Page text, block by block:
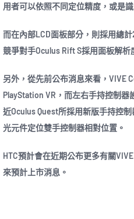
用者可以依照不同定位精度，或是
而在內部LCD面板部分，則採用總
競爭對手Oculus Rift S採用面板解析
另外，從先前公布消息來看，VIVE
PlayStation VR，而左右手持控制
近Oculus Quest所採用新版手持控
光元件定位雙手控制器相對位置。
HTC預計會在近期公布更多有關
來預計上市消息。